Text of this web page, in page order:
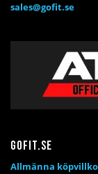
sales@gofit.se
Gofit.se
Allmänna